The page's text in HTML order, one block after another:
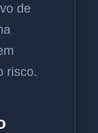
de
risco.